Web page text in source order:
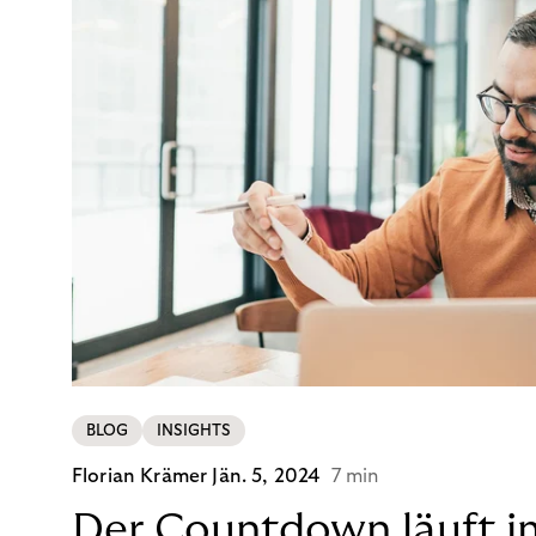
BLOG INSIGHTS
Florian Krämer Jän. 5, 2024 7 min